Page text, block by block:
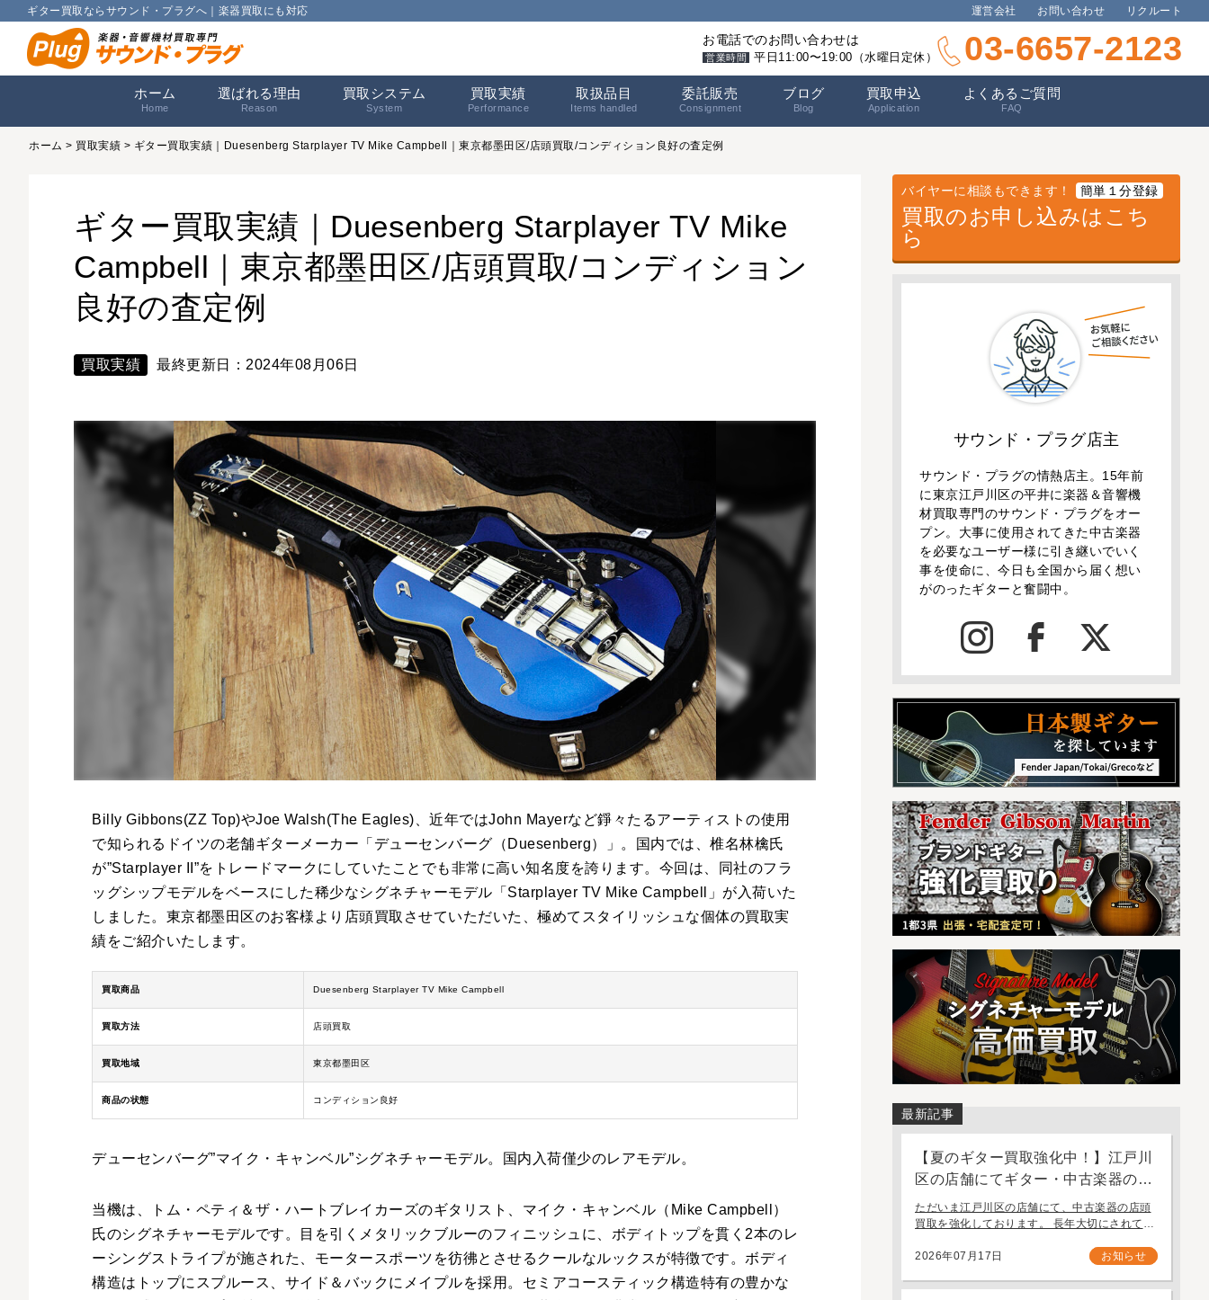
ギター買取ならサウンド・プラグへ｜楽器買取にも対応 運営会社 お問い合わせ リクルート
お電話でのお問い合わせは
営業時間 平日11:00〜19:00（水曜日定休） 03-6657-2123
ホーム
Home
選ばれる理由
Reason
買取システム
System
買取実績
Performance
取扱品目
Items handled
委託販売
Consignment
ブログ
Blog
買取申込
Application
よくあるご質問
FAQ
ホーム > 買取実績 > ギター買取実績｜Duesenberg Starplayer TV Mike Campbell｜東京都墨田区/店頭買取/コンディション良好の査定例
ギター買取実績｜Duesenberg Starplayer TV Mike
Campbell｜東京都墨田区/店頭買取/コンディション
良好の査定例
買取実績 最終更新日：2024年08月06日
Billy Gibbons(ZZ Top)やJoe Walsh(The Eagles)、近年ではJohn Mayerなど錚々たるアーティストの使用
で知られるドイツの老舗ギターメーカー「デューセンバーグ（Duesenberg）」。国内では、椎名林檎氏
が”Starplayer II”をトレードマークにしていたことでも非常に高い知名度を誇ります。今回は、同社のフラ
ッグシップモデルをベースにした稀少なシグネチャーモデル「Starplayer TV Mike Campbell」が入荷いた
しました。東京都墨田区のお客様より店頭買取させていただいた、極めてスタイリッシュな個体の買取実
績をご紹介いたします。
買取商品 Duesenberg Starplayer TV Mike Campbell
買取方法 店頭買取
買取地域 東京都墨田区
商品の状態 コンディション良好
デューセンバーグ”マイク・キャンベル”シグネチャーモデル。国内入荷僅少のレアモデル。
当機は、トム・ペティ＆ザ・ハートブレイカーズのギタリスト、マイク・キャンベル（Mike Campbell）
氏のシグネチャーモデルです。目を引くメタリックブルーのフィニッシュに、ボディトップを貫く2本のレ
ーシングストライプが施された、モータースポーツを彷彿とさせるクールなルックスが特徴です。ボディ
構造はトップにスプルース、サイド＆バックにメイプルを採用。セミアコースティック構造特有の豊かな
バイヤーに相談もできます！ 簡単１分登録
買取のお申し込みはこち
ら
サウンド・プラグ店主
サウンド・プラグの情熱店主。15年前
に東京江戸川区の平井に楽器＆音響機
材買取専門のサウンド・プラグをオー
プン。大事に使用されてきた中古楽器
を必要なユーザー様に引き継いでいく
事を使命に、今日も全国から届く想い
がのったギターと奮闘中。
最新記事
【夏のギター買取強化中！】江戸川
区の店舗にてギター・中古楽器の店
頭買取・持ち込み査定を強化してお
ります。
ただいま江戸川区の店舗にて、中古楽器の店頭
買取を強化しております。 長年大切にされてき
伝いをさせてください。 お近く（東京都内・千
2026年07月17日 お知らせ